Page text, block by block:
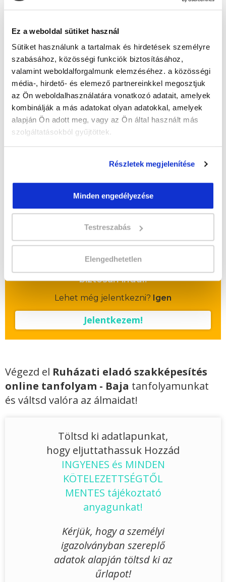
Ez a weboldal sütiket használ
Sütiket használunk a tartalmak és hirdetések személyre
szabásához, közösségi funkciók biztosításához,
valamint weboldalforgalmunk elemzéséhez. a közösségi
média-, hirdető- és elemező partnereinkkel megosztjuk
az Ön weboldalhasználatára vonatkozó adatait, amelyek
kombinálják a más adatokat olyan adatokkal, amelyek
alapján Ön adott meg, vagy az Ön által használt más
szolgáltatásokból gyűjtöttek.
Részletek megjelenítése
Minden engedélyezése
Testreszabás
Elengedhetetlen
+36302262580
" M " csoport
47 nap az indulásig!
Időtartam:3 hónap
2026-09-23
hallgatónk részére ajándék Pénztárgép helyes
Vizsgadíj várható összege
A csoport a meghirdetett időpontban
biztosan indul!
Lehet még jelentkezni? Igen
Jelentkezem!
Végezd el Ruházati eladó szakképesítés
online tanfolyam - Baja tanfolyamunkat
és váltsd valóra az álmaidat!
Töltsd ki adatlapunkat,
hogy eljuttathassuk Hozzád
INGYENES és MINDEN
KÖTELEZETTSÉGTŐL
MENTES tájékoztató
anyagunkat!
Kérjük, hogy a személyi
igazolványban szereplő
adatok alapján töltsd ki az
űrlapot!